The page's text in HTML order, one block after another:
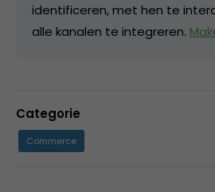
identificeren, met hen te
alle kanalen te integreren.
Categorie
Commerce